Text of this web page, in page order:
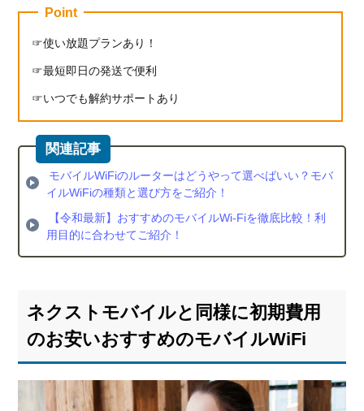
Point
使い放題プランあり！
最短即日の発送で便利
いつでも解約サポートあり
モバイルWiFiのルーターはどうやって選べばいい？モバ
イルWiFiの種類と選び方をご紹介！
【令和最新】おすすめのモバイルWi-Fiを徹底比較！利
用目的に合わせてご紹介！
ネクストモバイルと同様に初期費用
のお安いおすすめのモバイルWiFi